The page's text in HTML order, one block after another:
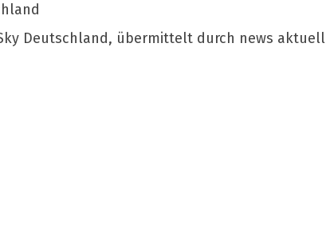
Deutschland, übermittelt durch news aktuell